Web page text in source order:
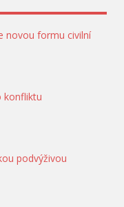
novou formu civilní
konfliktu
podvýživou